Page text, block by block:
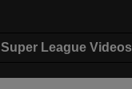
Super League Videos